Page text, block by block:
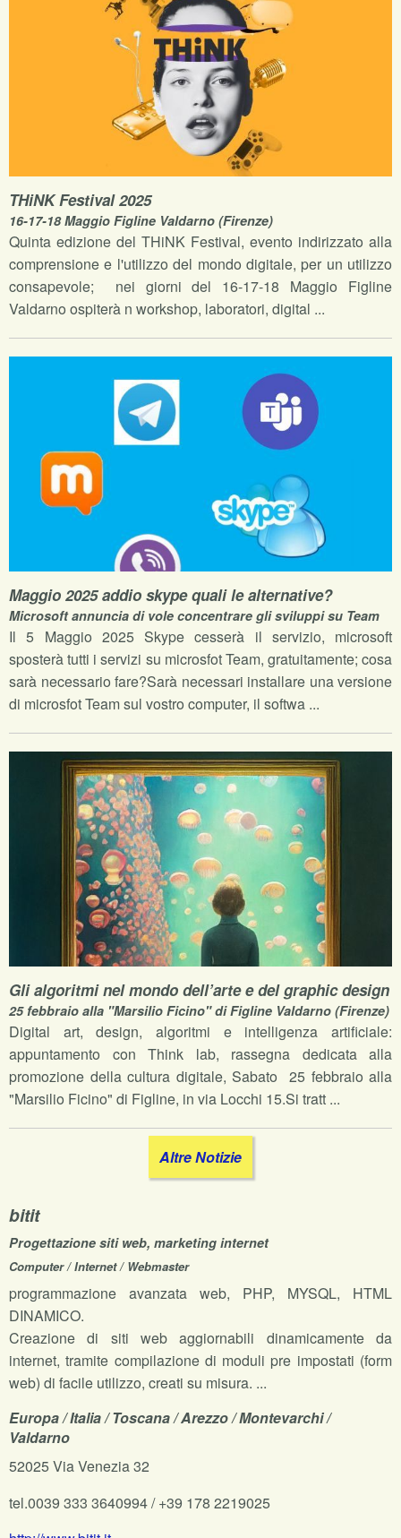
THiNK Festival 2025
16-17-18 Maggio Figline Valdarno (Firenze)
Quinta edizione del THiNK Festival, evento indirizzato alla
comprensione e l'utilizzo del mondo digitale, per un utilizzo
consapevole; nei giorni del 16-17-18 Maggio Figline
Valdarno ospiterà n workshop, laboratori, digital ...
Maggio 2025 addio skype quali le alternative?
Microsoft annuncia di vole concentrare gli sviluppi su Team
Il 5 Maggio 2025 Skype cesserà il servizio, microsoft
sposterà tutti i servizi su microsfot Team, gratuitamente; cosa
sarà necessario fare?Sarà necessari installare una versione
di microsfot Team sul vostro computer, il softwa ...
Gli algoritmi nel mondo dell’arte e del graphic design
25 febbraio alla "Marsilio Ficino" di Figline Valdarno (Firenze)
Digital art, design, algoritmi e intelligenza artificiale:
appuntamento con Think lab, rassegna dedicata alla
promozione della cultura digitale, Sabato 25 febbraio alla
"Marsilio Ficino" di Figline, in via Locchi 15.Si tratt ...
Altre Notizie
bitit
Progettazione siti web, marketing internet
Computer / Internet / Webmaster
programmazione avanzata web, PHP, MYSQL, HTML
DINAMICO.
Creazione di siti web aggiornabili dinamicamente da
internet, tramite compilazione di moduli pre impostati (form
web) di facile utilizzo, creati su misura. ...
Europa / Italia / Toscana / Arezzo / Montevarchi /
Valdarno
52025 Via Venezia 32
tel.0039 333 3640994 / +39 178 2219025